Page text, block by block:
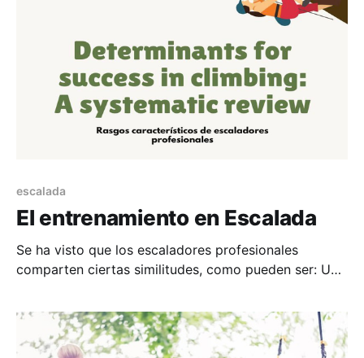
escalada
El entrenamiento en Escalada
Se ha visto que los escaladores profesionales
comparten ciertas similitudes, como pueden ser: Un
volumen del antebrazo. Lo que difiere entre
escaladores de élite y expertos es un mayor tiempo
hasta llegar al agotamiento (mayor capacidad de